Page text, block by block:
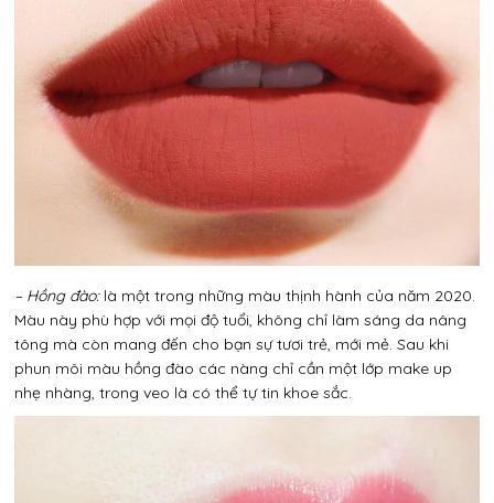
– Hồng đào:là một trong những màu thịnh hành của năm 2020.
Màu này phù hợp với mọi độ tuổi, không chỉ làm sáng da nâng
tông mà còn mang đến cho bạn sự tươi trẻ, mới mẻ. Sau khi
phun môi màu hồng đào các nàng chỉ cần một lớp make up
nhẹ nhàng, trong veo là có thể tự tin khoe sắc.